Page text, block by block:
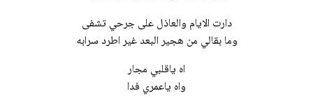
دارت الايام والعاذل على جرحي تشفى
وما بقالي من هجير البعد غير اطرد سرابه
اه ياقلبي مجار
واه ياعمري فدا